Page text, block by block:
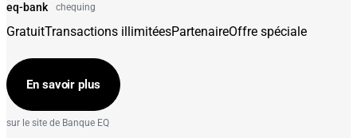
eq-bank chequing
GratuitTransactions illimitéesPartenaireOffre spéciale
En savoir plus
sur le site de Banque EQ